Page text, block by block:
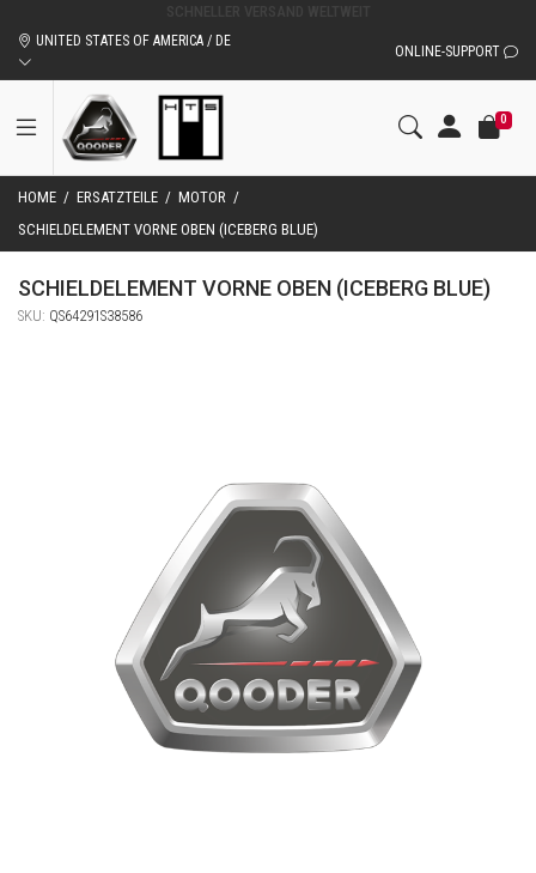
UNITED STATES OF AMERICA / DE
ONLINE-SUPPORT
0
HOME / ERSATZTEILE / MOTOR /
SCHIELDELEMENT VORNE OBEN (ICEBERG BLUE)
SCHIELDELEMENT VORNE OBEN (ICEBERG BLUE)
SKU: QS64291S38586